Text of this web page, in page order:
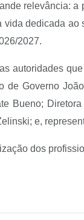
relevância:
dedicada
2027.
autoridades
de Governo
Bueno;
e,
dos